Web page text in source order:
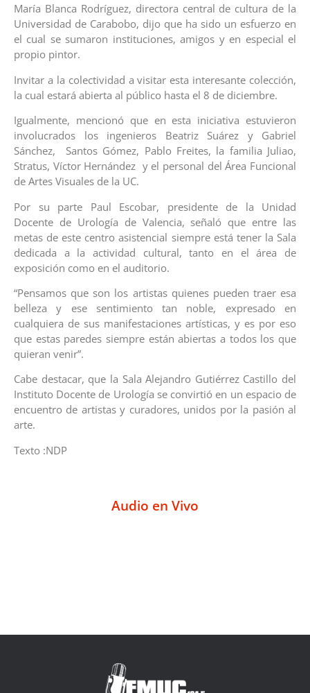
María Blanca Rodríguez, directora central de cultura de la
Universidad de Carabobo, dijo que ha sido un esfuerzo en
el cual se sumaron instituciones, amigos y en especial el
propio pintor.
Invitar a la colectividad a visitar esta interesante colección,
la cual estará abierta al público hasta el 8 de diciembre.
Igualmente, mencionó que en esta iniciativa estuvieron
involucrados los ingenieros Beatriz Suárez y Gabriel
Sánchez, Santos Gómez, Pablo Freites, la familia Juliao,
Stratus, Víctor Hernández y el personal del Área Funcional
de Artes Visuales de la UC.
Por su parte Paul Escobar, presidente de la Unidad
Docente de Urología de Valencia, señaló que entre las
metas de este centro asistencial siempre está tener la Sala
dedicada a la actividad cultural, tanto en el área de
exposición como en el auditorio.
“Pensamos que son los artistas quienes pueden traer esa
belleza y ese sentimiento tan noble, expresado en
cualquiera de sus manifestaciones artísticas, y es por eso
que estas paredes siempre están abiertas a todos los que
quieran venir”.
Cabe destacar, que la Sala Alejandro Gutiérrez Castillo del
Instituto Docente de Urología se convirtió en un espacio de
encuentro de artistas y curadores, unidos por la pasión al
arte.
Texto :NDP
Audio en Vivo